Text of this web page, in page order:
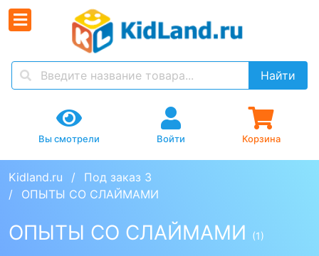
Найти
Вы смотрели Войти Корзина
Kidland.ru
Под заказ 3
ОПЫТЫ СО СЛАЙМАМИ
ОПЫТЫ СО СЛАЙМАМИ (1)